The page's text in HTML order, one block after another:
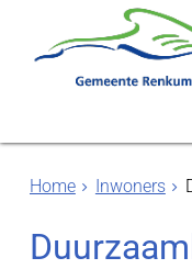
Home Inwoners